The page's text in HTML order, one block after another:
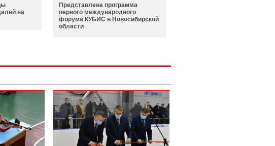
на
Представлена программа
первого международного
форума КУБИС в Новосибирской
области